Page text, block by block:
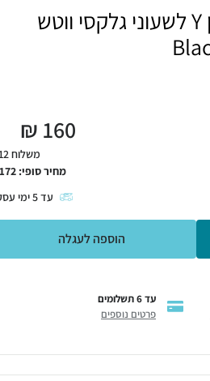
רצועת ברזל חוליות סגנון Y לשעוני גלקסי ווטש
160
₪
משלוח 12 ₪
מחיר סופי: 172
עד5ימי
הוספה לעגלה
עד 6 תשלומים
פרטים נוספים